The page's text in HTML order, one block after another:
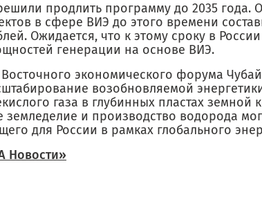
продлить программу до 2035 года.
в сфере ВИЭ до этого времени
Ожидается, что к этому сроку в
генерации на основе ВИЭ.
экономического форума
возобновляемой
газа в глубинных пластах земной
земледелие и производство водорода
для России в рамках глобального
Новости»